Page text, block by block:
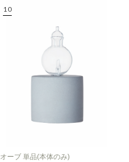
オーブ 単品(本体のみ)